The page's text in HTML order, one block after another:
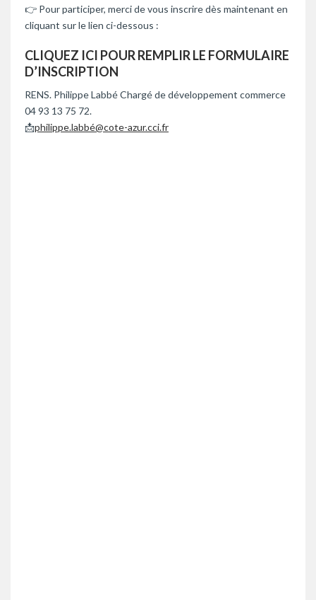
👉 Pour participer, merci de vous inscrire dès maintenant en
cliquant sur le lien ci-dessous :
CLIQUEZ ICI POUR REMPLIR LE FORMULAIRE
D’INSCRIPTION
RENS. Philippe Labbé Chargé de développement commerce
04 93 13 75 72.
📩philippe.labbé@cote-azur.cci.fr